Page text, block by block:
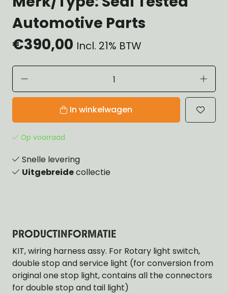
Automotive Parts
€390,00 Incl. 21% BTW
In winkelwagen
Op voorraad
Snelle levering
Uitgebreidecollectie
PRODUCTINFORMATIE
KIT, wiring harness assy. For Rotary light switch,
double stop and service light (for conversion from
original one stop light, contains all the connectors
for double stop and tail light)